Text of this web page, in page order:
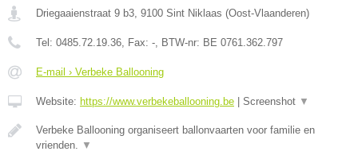
Driegaaienstraat 9 b3, 9100 Sint Niklaas (Oost-Vlaanderen)
Tel: 0485.72.19.36, Fax: -, BTW-nr: BE 0761.362.797
E-mail › Verbeke Ballooning
Website: https://www.verbekeballooning.be Screenshot ▼
Verbeke Ballooning organiseert ballonvaarten voor familie en
vrienden. ▼